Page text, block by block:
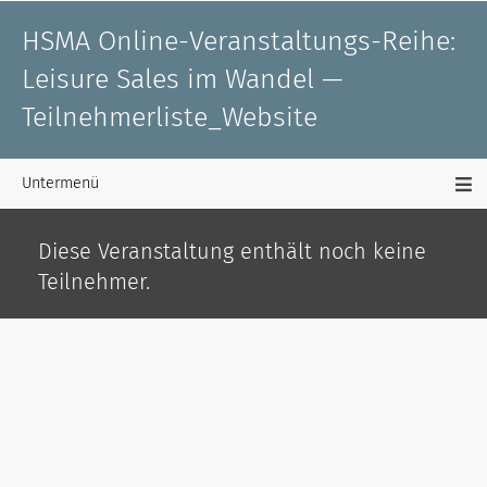
HSMA Online-Veranstaltungs-Reihe:
Leisure Sales im Wandel —
Teilnehmerliste_Website
Untermenü
Diese Veranstaltung enthält noch keine
Teilnehmer.